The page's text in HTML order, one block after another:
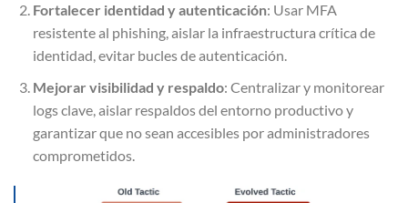
Fortalecer identidad y autenticación: Usar MFA
resistente al phishing, aislar la infraestructura crítica de
identidad, evitar bucles de autenticación.
Mejorar visibilidad y respaldo: Centralizar y monitorear
logs clave, aislar respaldos del entorno productivo y
garantizar que no sean accesibles por administradores
comprometidos.